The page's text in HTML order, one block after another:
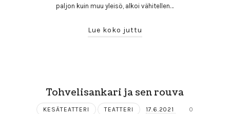
paljon kuin muu yleisö, alkoi vähitellen…
Lue koko juttu
Tohvelisankari ja sen rouva
KESÄTEATTERI TEATTERI 17.6.2021 0